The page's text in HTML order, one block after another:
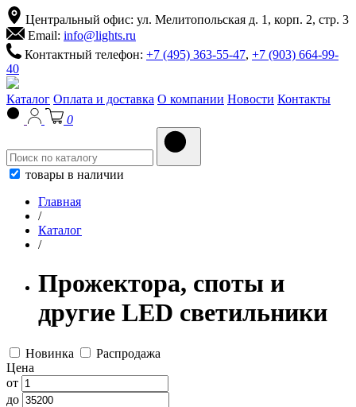
Центральный офис: ул. Мелитопольская д. 1, корп. 2, стр. 3
Email: info@lights.ru
Контактный телефон: +7 (495) 363-55-47, +7 (903) 664-99-
40
Каталог Оплата и доставка О компании Новости Контакты
0
товары в наличии
Главная
/
Каталог
/
Прожектора, споты и
другие LED светильники
Новинка
Распродажа
Цена
от
до